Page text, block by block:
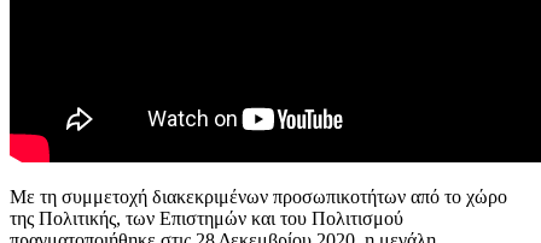
Με τη συμμετοχή διακεκριμένων προσωπικοτήτων από το χώρο
της Πολιτικής, των Επιστημών και του Πολιτισμού